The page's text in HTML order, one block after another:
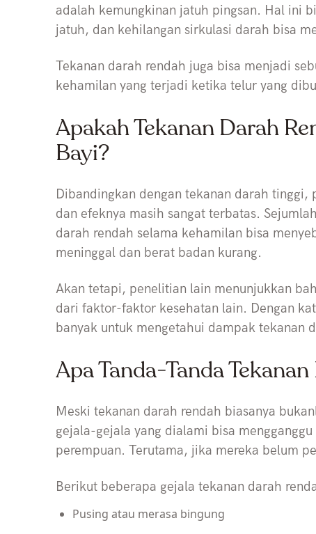
adalah kemungkinan jatuh pingsan. Hal ini
jatuh, dan kehilangan sirkulasi darah bisa
Tekanan darah rendah juga bisa menjadi
kehamilan yang terjadi ketika telur yang
Apakah Tekanan Darah
Bayi?
Dibandingkan dengan tekanan darah
dan efeknya masih sangat terbatas.
darah rendah selama kehamilan bisa
meninggal dan berat badan kurang.
Akan tetapi, penelitian lain menunjukkan
dari faktor-faktor kesehatan lain. Dengan
banyak untuk mengetahui dampak tekanan
Apa Tanda-Tanda
Meski tekanan darah rendah biasanya
gejala-gejala yang dialami bisa
perempuan. Terutama, jika mereka belum
Berikut beberapa gejala tekanan darah
Pusing atau merasa bingung